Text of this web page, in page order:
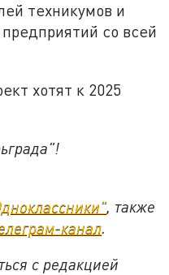
техникумов и
со всей
хотят к 2025
также
канал
с редакцией